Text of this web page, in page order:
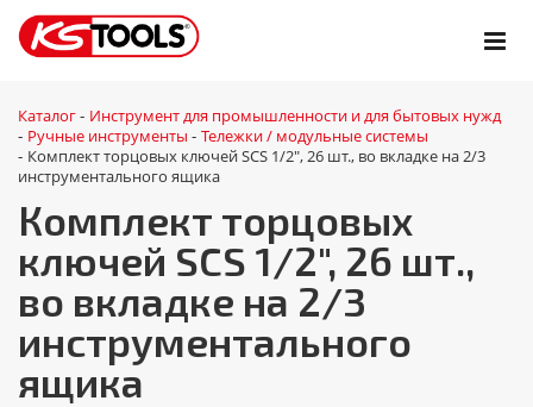
Каталог - Инструмент для промышленности и для бытовых нужд
- Ручные инструменты - Тележки / модульные системы
- Комплект торцовых ключей SCS 1/2", 26 шт., во вкладке на 2/3
инструментального ящика
Комплект торцовых
ключей SCS 1/2", 26 шт.,
во вкладке на 2/3
инструментального
ящика